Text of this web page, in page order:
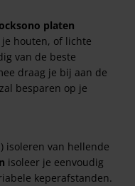
platen
houten, of lichte
van de beste
draag je bij aan de
besparen op je
isoleren van hellende
isoleer je eenvoudig
keperafstanden.